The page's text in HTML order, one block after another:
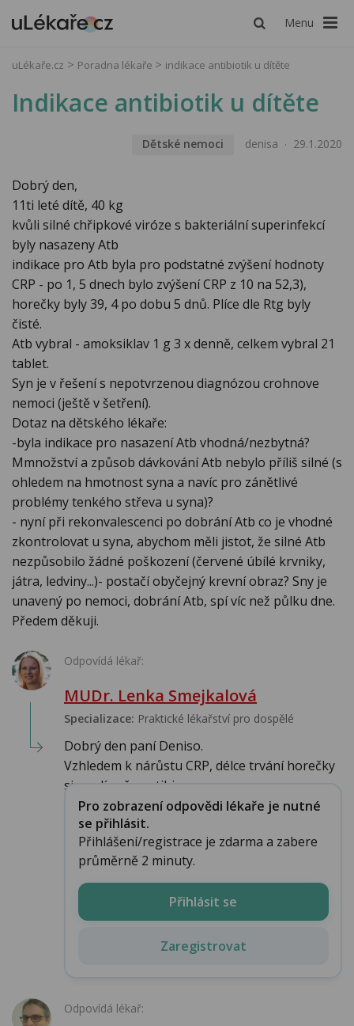
Menu
uLékaře.cz Poradna lékaře indikace antibiotik u dítěte
Indikace antibiotik u dítěte
Dětské nemoci denisa 29.1.2020
Dobrý den,
11ti leté dítě, 40 kg
kvůli silné chřipkové viróze s bakteriální superinfekcí
byly nasazeny Atb
indikace pro Atb byla pro podstatné zvýšení hodnoty
CRP - po 1, 5 dnech bylo zvýšení CRP z 10 na 52,3),
horečky byly 39, 4 po dobu 5 dnů. Plíce dle Rtg byly
čisté.
Atb vybral - amoksiklav 1 g 3 x denně, celkem vybral 21
tablet.
Syn je v řešení s nepotvrzenou diagnózou crohnove
nemoci (ještě v šetření).
Dotaz na dětského lékaře:
-byla indikace pro nasazení Atb vhodná/nezbytná?
Mmnožství a způsob dávkování Atb nebylo příliš silné (s
ohledem na hmotnost syna a navíc pro zánětlivé
problémy tenkého střeva u syna)?
- nyní při rekonvalescenci po dobrání Atb co je vhodné
zkontrolovat u syna, abychom měli jistot, že silné Atb
nezpůsobilo žádné poškození (červené úbílé krvniky,
játra, ledviny...)- postačí obyčejný krevní obraz? Sny je
unavený po nemoci, dobrání Atb, spí víc než půlku dne.
Předem děkuji.
Odpovídá lékař:
MUDr. Lenka Smejkalová
Specializace: Praktické lékařství pro dospělé
Dobrý den paní Deniso.
Vzhledem k nárůstu CRP, délce trvání horečky
si myslím, že antibio...
Pro zobrazení odpovědi lékaře je nutné
se přihlásit.
Přihlášení/registrace je zdarma a zabere
průměrně 2 minuty.
Přihlásit se
Zaregistrovat
Odpovídá lékař: